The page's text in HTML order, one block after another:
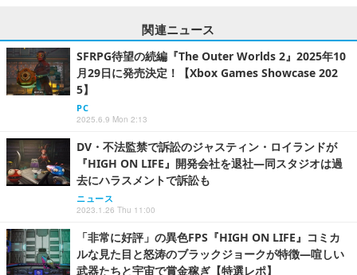
関連ニュース
SFRPG待望の続編『The Outer Worlds 2』2025年10
月29日に発売決定！【Xbox Games Showcase 202
5】
PC
2025.6.9 Mon 2:13
DV・不法監禁で訴訟のジャスティン・ロイランドが
『HIGH ON LIFE』開発会社を退社―同スタジオは過
去にハラスメントで訴訟も
ニュース
2023.1.26 Thu 11:00
「非常に好評」の異色FPS『HIGH ON LIFE』コミカ
ルな見た目と怒涛のブラックジョークが特徴―喧しい
武器たちと宇宙で賞金稼ぎ【特選レポ】